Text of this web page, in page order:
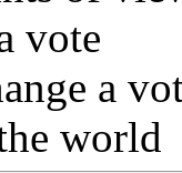
vote
a
world